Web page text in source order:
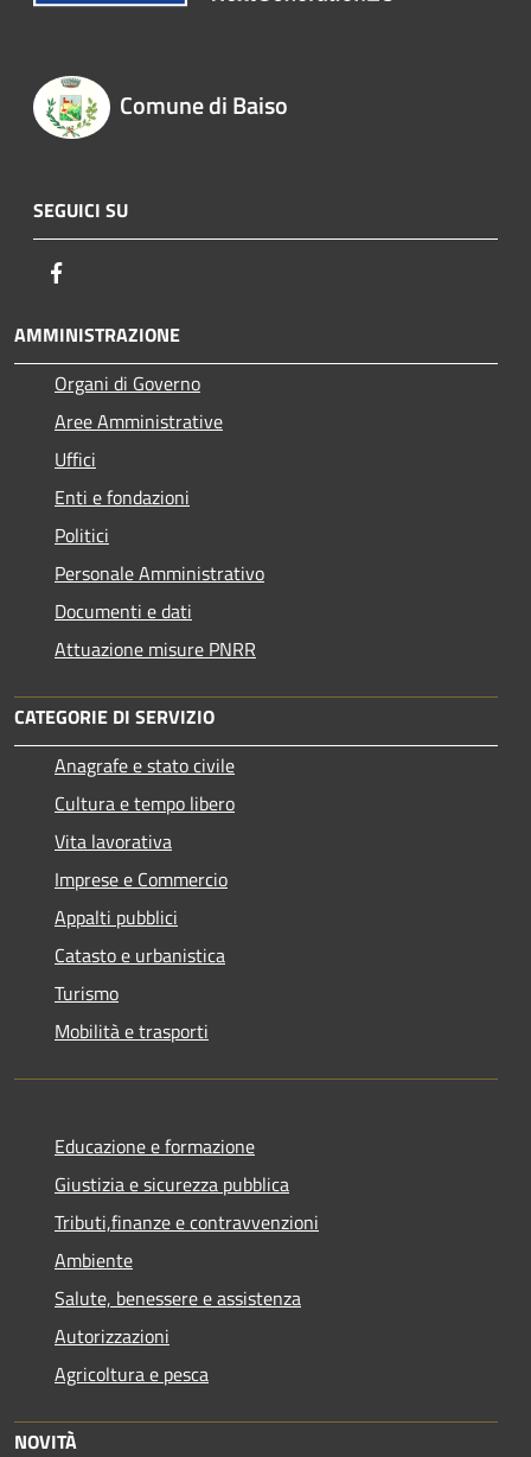
Comune di Baiso
SEGUICI SU
AMMINISTRAZIONE
Organi di Governo
Aree Amministrative
Uffici
Enti e fondazioni
Politici
Personale Amministrativo
Documenti e dati
Attuazione misure PNRR
CATEGORIE DI SERVIZIO
Anagrafe e stato civile
Cultura e tempo libero
Vita lavorativa
Imprese e Commercio
Appalti pubblici
Catasto e urbanistica
Turismo
Mobilità e trasporti
Educazione e formazione
Giustizia e sicurezza pubblica
Tributi,finanze e contravvenzioni
Ambiente
Salute, benessere e assistenza
Autorizzazioni
Agricoltura e pesca
NOVITÀ